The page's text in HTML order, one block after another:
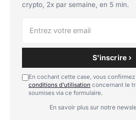
crypto, 2x par semaine, en 5 min.
S'inscrire ›
En cochant cette case, vous
conditions d'utilisation concernant le
soumises via ce formulaire.
En savoir plus sur notre